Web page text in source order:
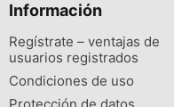
Información
Regístrate – ventajas de
usuarios registrados
Condiciones de uso